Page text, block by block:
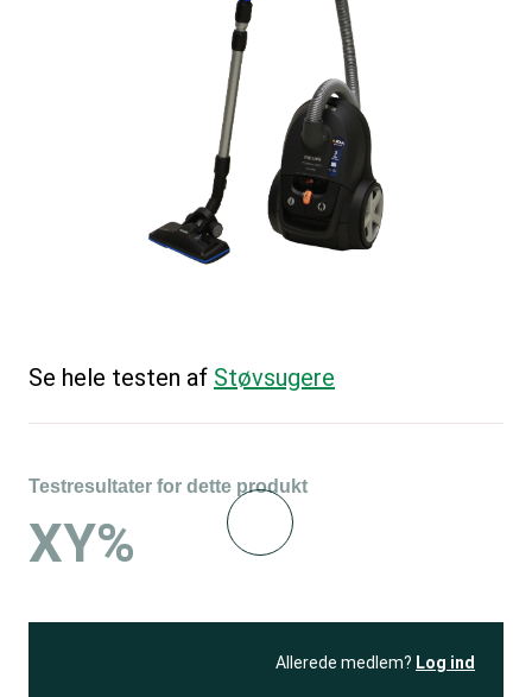
Se hele testen af Støvsugere
Testresultater for dette produkt
XY%
Allerede medlem? Log ind